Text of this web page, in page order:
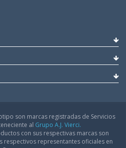
son marcas registradas de Servicios
al Grupo A.J. Vierci.
con sus respectivas marcas son
respectivos representantes oficiales en